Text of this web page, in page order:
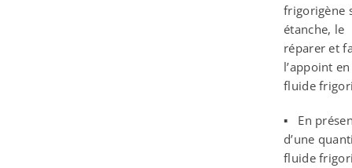
frigorigène
étanche, le
réparer et
l’appoint en
fluide
▪ En
d’une
fluide